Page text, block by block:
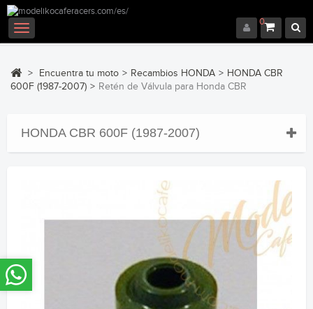
0
Navegación
Toggle
> Encuentra tu moto > Recambios HONDA > HONDA CBR
600F (1987-2007) > Retén de Válvula para Honda CBR
HONDA CBR 600F (1987-2007)